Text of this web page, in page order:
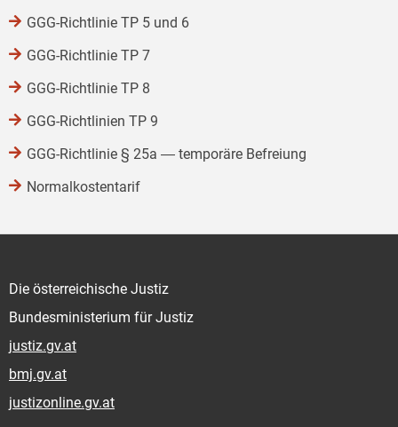
GGG-Richtlinie TP 5 und 6
GGG-Richtlinie TP 7
GGG-Richtlinie TP 8
GGG-Richtlinien TP 9
GGG-Richtlinie § 25a ― temporäre Befreiung
Normalkostentarif
Die österreichische Justiz
Bundesministerium für Justiz
justiz.gv.at
bmj.gv.at
justizonline.gv.at